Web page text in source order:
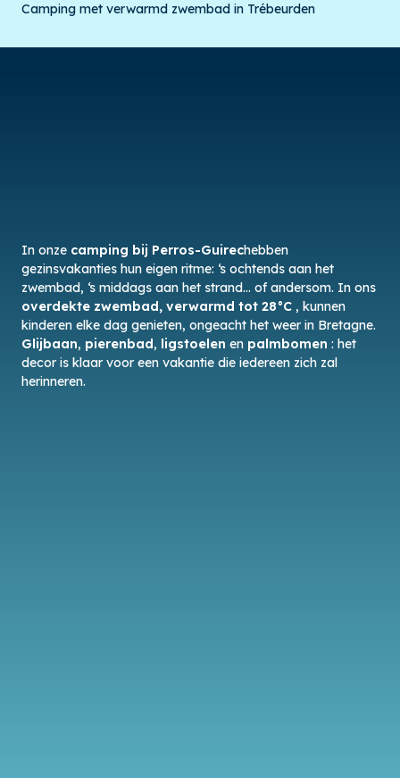
Camping met verwarmd zwembad in Trébeurden
In onze camping bij Perros-Guirechebben
gezinsvakanties hun eigen ritme: ‘s ochtends aan het
zwembad, ‘s middags aan het strand… of andersom. In ons
overdekte zwembad, verwarmd tot 28°C , kunnen
kinderen elke dag genieten, ongeacht het weer in Bretagne.
Glijbaan, pierenbad, ligstoelen en palmbomen : het
decor is klaar voor een vakantie die iedereen zich zal
herinneren.